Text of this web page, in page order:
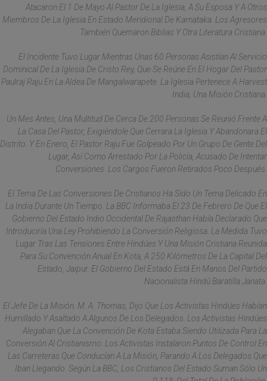
Atacaron El 1 De Mayo Al Pastor De La Iglesia, A Su Esposa Y A Otros
Miembros De La Iglesia En Estado Meridional De Karnataka. Los Agresores
También Quemaron Biblias Y Otra Literatura Cristiana.
El Incidente Tuvo Lugar Mientras Unas 60 Personas Asistían Al Servicio
Dominical De La Iglesia De Cristo Rey, Que Se Reúne En El Hogar Del Pastor
Paulraj Raju En La Aldea De Mangalwarapete. La Iglesia Pertenece A Harvest
India, Una Misión Cristiana.
Un Mes Antes, Una Multitud De Cerca De 200 Personas Se Reunió Frente A
La Casa Del Pastor, Exigiéndole Que Cerrara La Iglesia Y Abandonara El
Distrito. Y En Enero, El Pastor Raju Fue Golpeado Por Un Grupo De Gente Del
Lugar, Así Como Arrestado Por La Policía, Acusado De Intentar
Conversiones. Los Cargos Fueron Retirados Poco Después.
El Tema De Las Conversiones De Cristianos Ha Sido Un Tema Delicado En
La India Durante Un Tiempo. La BBC Informaba El 23 De Febrero De Que El
Gobierno Del Estado Indio Occidental De Rajasthan Había Declarado Que
Introduciría Una Ley Prohibiendo La Conversión Religiosa. La Medida Tuvo
Lugar Tras Las Tensiones Entre Hindúes Y Una Misión Cristiana Reunida
Para Su Convención Anual En Kota, A 250 Kilómetros De La Capital Del
Estado, Jaipur. El Gobierno Del Estado Está En Manos Del Partido
Nacionalista Hindú Baratilla Janata.
El Jefe De La Misión. M. A. Thomas, Dijo Que Los Activistas Hindúes Habían
Humillado Y Asaltado A Algunos De Los Delegados. Los Activistas Hindúes
Alegaban Que La Convención De Kota Estaba Siendo Utilizada Para La
Conversión Al Cristianismo. Los Activistas Instalaron Puntos De Control En
Las Carreteras Que Conducían A La Misión, Parando A Los Delegados Que
Iban Llegando. Según La BBC, Los Cristianos Del Estado Suman Sólo Un